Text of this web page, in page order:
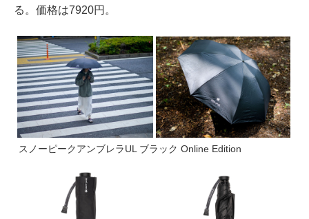
る。価格は7920円。
スノーピークアンブレラUL ブラック Online Edition